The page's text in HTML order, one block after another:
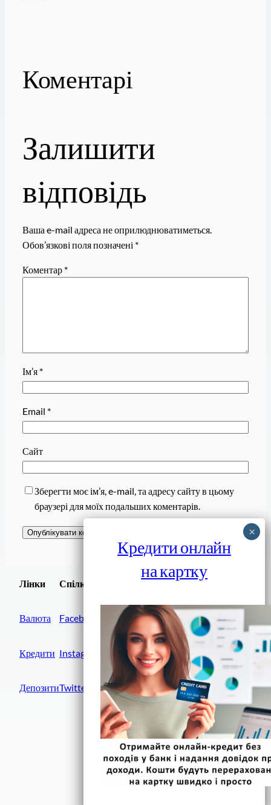
Коментарі
Залишити
відповідь
Ваша e-mail адреса не оприлюднюватиметься.
Обов’язкові поля позначені *
Коментар *
Ім’я *
Email *
Сайт
Зберегти моє ім’я, e-mail, та адресу сайту в цьому
браузері для моїх подальших коментарів.
Лінки
Валюта
Кредити
Депозити
Спілки
Facebook
Instagram
Twitter
Завантажити
Фінанси IN UA
вулиця Хрещатик, 14
Київ, 01001
Україна
Кредити онлайн
на картку